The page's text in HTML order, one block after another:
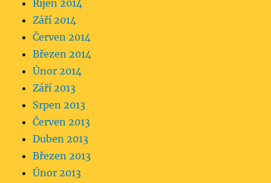
Říjen 2014
Září 2014
Červen 2014
Březen 2014
Únor 2014
Září 2013
Srpen 2013
Červen 2013
Duben 2013
Březen 2013
Únor 2013